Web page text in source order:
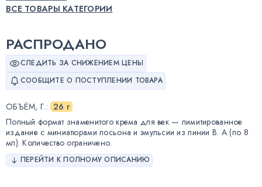
ВСЕ ТОВАРЫ КАТЕГОРИИ
РАСПРОДАНО
СЛЕДИТЬ ЗА СНИЖЕНИЕМ ЦЕНЫ
СООБЩИТЕ О ПОСТУПЛЕНИИ ТОВАРА
ОБЪЁМ, Г.: 26 г
Полный формат знаменитого крема для век — лимитированное
издание с миниатюрами лосьона и эмульсии из линии B. A (по 8
мл). Количество ограничено.
ПЕРЕЙТИ К ПОЛНОМУ ОПИСАНИЮ